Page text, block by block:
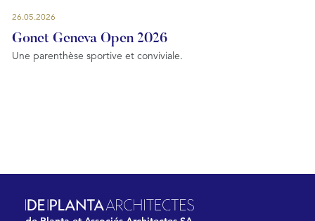
26.05.2026
Gonet Geneva Open 2026
Une parenthèse sportive et conviviale.